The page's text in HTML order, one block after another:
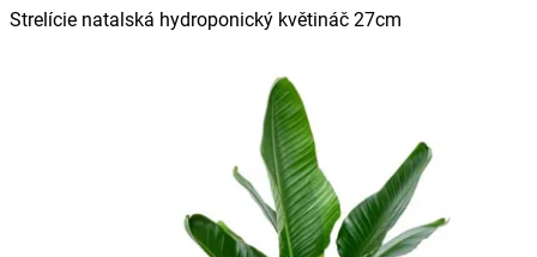
Strelície natalská hydroponický květináč 27cm